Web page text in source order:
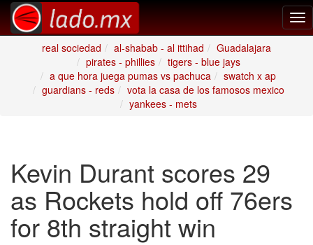
real sociedad
al-shabab - al ittihad
Guadalajara
pirates - phillies
tigers - blue jays
a que hora juega pumas vs pachuca
swatch x ap
guardians - reds
vota la casa de los famosos mexico
yankees - mets
Kevin Durant scores 29
as Rockets hold off 76ers
for 8th straight win